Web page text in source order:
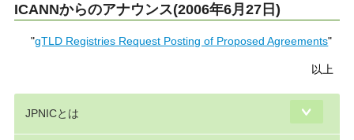
ICANNからのアナウンス(2006年6月27日)
"gTLD Registries Request Posting of Proposed Agreements"
以上
JPNICとは